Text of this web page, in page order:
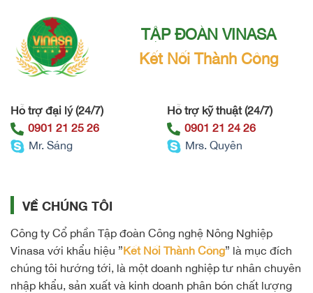
TẬP ĐOÀN VINASA
Kết Nối Thành Công
Hỗ trợ đại lý (24/7)
0901 21 25 26
Mr. Sáng
Hỗ trợ kỹ thuật (24/7)
0901 21 24 26
Mrs. Quyên
VỀ CHÚNG TÔI
Công ty Cổ phần Tập đoàn Công nghệ Nông Nghiệp
Vinasa với khẩu hiệu ”Kết Nối Thành Công” là mục đích
chúng tôi hướng tới, là một doanh nghiệp tư nhân chuyên
nhập khẩu, sản xuất và kinh doanh phân bón chất lượng